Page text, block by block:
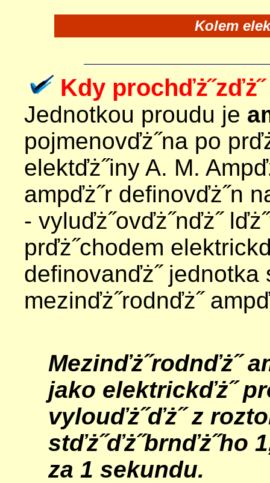
Kolem
Kdy
Jednotkou proudu je
pojmenovďż˝na po
elektďż˝iny A. M.
ampďż˝r definovďż˝n
- vyluďż˝ovďż˝nďż˝
prďż˝chodem
definovanďż˝ jednotka
mezinďż˝rodnďż˝
Mezinďż˝rodnďż˝
jako elektrickďż˝
vylouďż˝ďż˝ z
stďż˝ďż˝brnďż˝ho
za 1 sekundu.